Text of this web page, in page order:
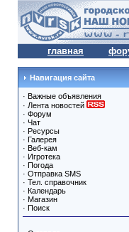
главная
Навигация сайта
· Важные объявления
· Лента новостей
· Форум
· Чат
· Ресурсы
· Галерея
· Веб-кам
· Игротека
· Погода
· Отправка SMS
· Тел. справочник
· Календарь
· Магазин
· Поиск